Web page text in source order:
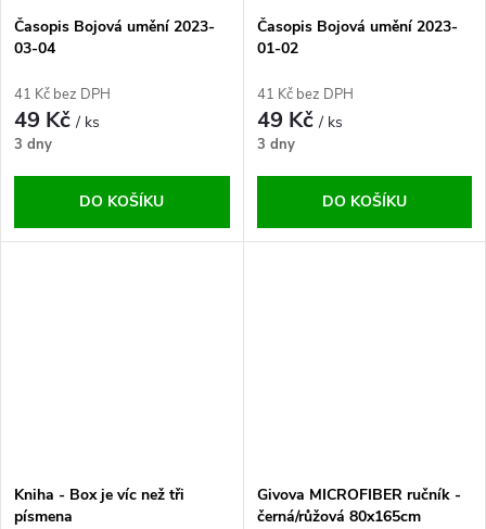
Časopis Bojová umění 2023-
03-04
41 Kč bez DPH
49 Kč/ ks
3 dny
DO KOŠÍKU
Časopis Bojová umění 2023-
01-02
41 Kč bez DPH
49 Kč/ ks
3 dny
DO KOŠÍKU
Kniha - Box je víc než tři
písmena
Givova MICROFIBER ručník -
černá/růžová 80x165cm